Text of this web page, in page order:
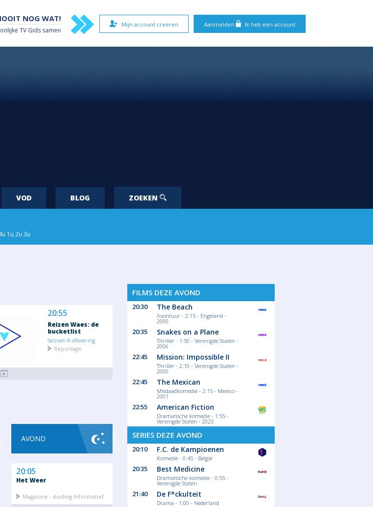
Aanmelden Ik heb een account
Mijn account creëren
NOG WAT!
TV Gids samen
VOD BLOG ZOEKEN
1u 2u 3u
20:55
Reizen Waes: de
bucketlist
Seizoen 8 aflevering
Reportage
AVOND
20:05
Het Weer
Magazine - duiding Informatief
FILMS DEZE AVOND
20:30 The Beach
Avontuur - 2:15 - Engeland -
2000
20:35 Snakes on a Plane
Thriller - 1:50 - Verenigde Staten -
2006
22:45 Mission: Impossible II
Thriller - 2:10 - Verenigde Staten -
2000
22:45 The Mexican
Misdaadkomedie - 2:15 - Mexico -
2001
22:55 American Fiction
Dramatische komedie - 1:55 -
Verenigde Staten - 2023
SERIES DEZE AVOND
20:10 F.C. de Kampioenen
Komedie - 0:45 - België
20:35 Best Medicine
Dramatische komedie - 0:55 -
Verenigde Staten
21:40 De F*ckulteit
Drama - 1:00 - Nederland